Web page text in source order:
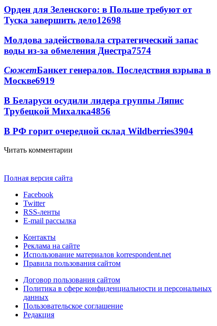
Орден для Зеленского: в Польше требуют от
Туска завершить дело12698
Молдова задействовала стратегический запас
воды из-за обмеления Днестра7574
СюжетБанкет генералов. Последствия взрыва в
Москве6919
В Беларуси осудили лидера группы Ляпис
Трубецкой Михалка4856
В РФ горит очередной склад Wildberries3904
Читать комментарии
Полная версия сайта
Facebook
Twitter
RSS-ленты
E-mail рассылка
Контакты
Реклама на сайте
Использование материалов korrespondent.net
Правила пользования сайтом
Договор пользования сайтом
Политика в сфере конфиденциальности и персональных
данных
Пользовательское соглашение
Редакция